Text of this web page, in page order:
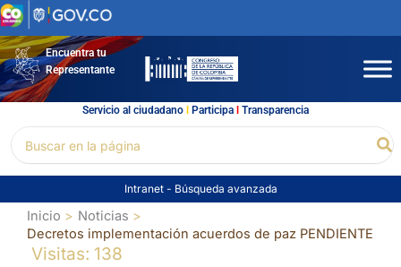
Ir
al
contenidoEncuentra tu
Representante
Servicio al ciudadano l Participal Transparencia
por:
Intranet - Búsqueda avanzada
Inicio
Noticias
Decretos implementación acuerdos de paz PENDIENTE
Visitas: 138